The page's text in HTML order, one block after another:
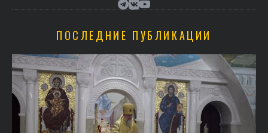
ПОСЛЕДНИЕ ПУБЛИКАЦИИ